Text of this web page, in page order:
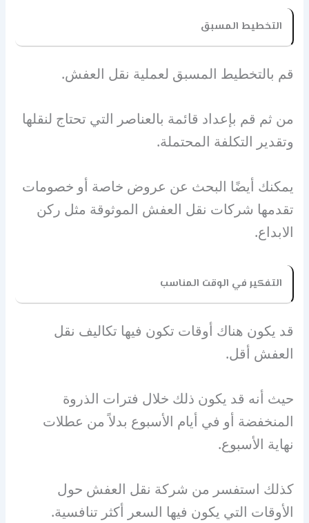
التخطيط المسبق
قم بالتخطيط المسبق لعملية نقل العفش.
من ثم قم بإعداد قائمة بالعناصر التي تحتاج لنقلها
وتقدير التكلفة المحتملة.
يمكنك أيضًا البحث عن عروض خاصة أو خصومات
تقدمها شركات نقل العفش الموثوقة مثل ركن
الابداع.
التفكير في الوقت المناسب
قد يكون هناك أوقات تكون فيها تكاليف نقل
العفش أقل.
حيث أنه قد يكون ذلك خلال فترات الذروة
المنخفضة أو في أيام الأسبوع بدلاً من عطلات
نهاية الأسبوع.
كذلك استفسر من شركة نقل العفش حول
الأوقات التي يكون فيها السعر أكثر تنافسية.